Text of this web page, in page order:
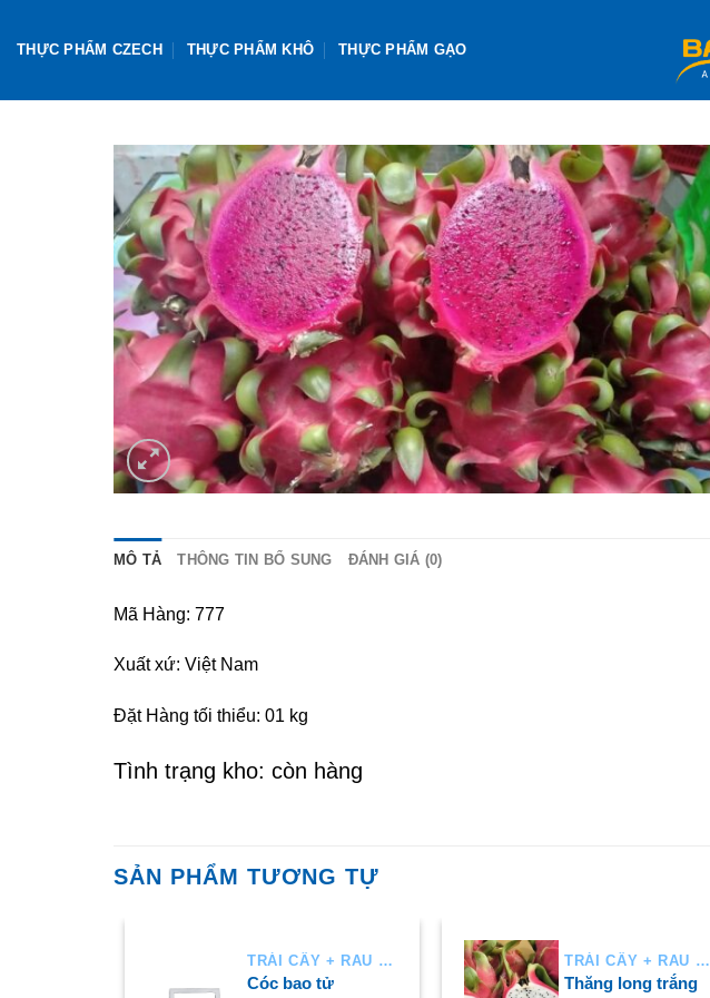
THỰC PHẨM CZECH THỰC PHẨM KHÔ THỰC PHẨM GẠO
MÔ TẢ THÔNG TIN BỔ SUNG ĐÁNH GIÁ (0)
Mã Hàng: 777
Xuất xứ: Việt Nam
Đặt Hàng tối thiểu: 01 kg
Tình trạng kho: còn hàng
SẢN PHẨM TƯƠNG TỰ
TRÁI CÂY + RAU AIR
Cóc bao tử
TRÁI CÂY + RAU AIR
Thăng long trắng